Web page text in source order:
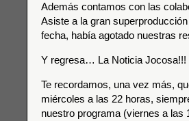
Además contamos con las
Asiste a la gran
fecha, había agotado nuestras
Y regresa… La Noticia Jocosa!!!
Te recordamos, una vez más,
miércoles a las 22 horas,
nuestro programa (viernes a las